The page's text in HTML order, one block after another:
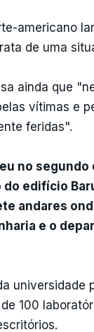
americano
de uma
ainda que
vítimas e
feridas".
no segundo
edifício
andares
e o
universidade
100